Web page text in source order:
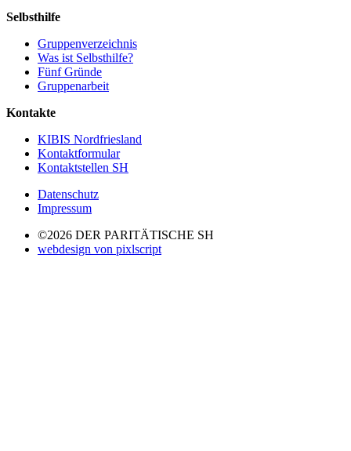
Selbsthilfe
Gruppenverzeichnis
Was ist Selbsthilfe?
Fünf Gründe
Gruppenarbeit
Kontakte
KIBIS Nordfriesland
Kontaktformular
Kontaktstellen SH
Datenschutz
Impressum
©2026 DER PARITÄTISCHE SH
webdesign von pixlscript